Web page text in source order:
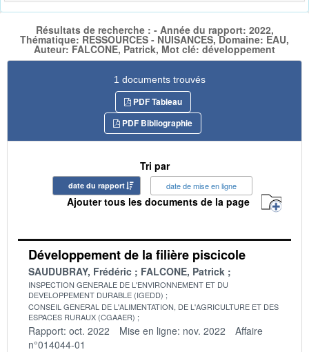
Résultats de recherche : - Année du rapport: 2022,
Thématique: RESSOURCES - NUISANCES, Domaine: EAU,
Auteur: FALCONE, Patrick, Mot clé: développement
1 documents trouvés
PDF Tableau
PDF Bibliographie
Tri par
date du rapport date de mise en ligne
Ajouter tous les documents de la page
Développement de la filière piscicole
SAUDUBRAY, Frédéric FALCONE, Patrick
INSPECTION GENERALE DE L'ENVIRONNEMENT ET DU
DEVELOPPEMENT DURABLE (IGEDD)
CONSEIL GENERAL DE L'ALIMENTATION, DE L'AGRICULTURE ET DES
ESPACES RURAUX (CGAAER)
Rapport: oct. 2022 Mise en ligne: nov. 2022
Affaire
n°014044-01